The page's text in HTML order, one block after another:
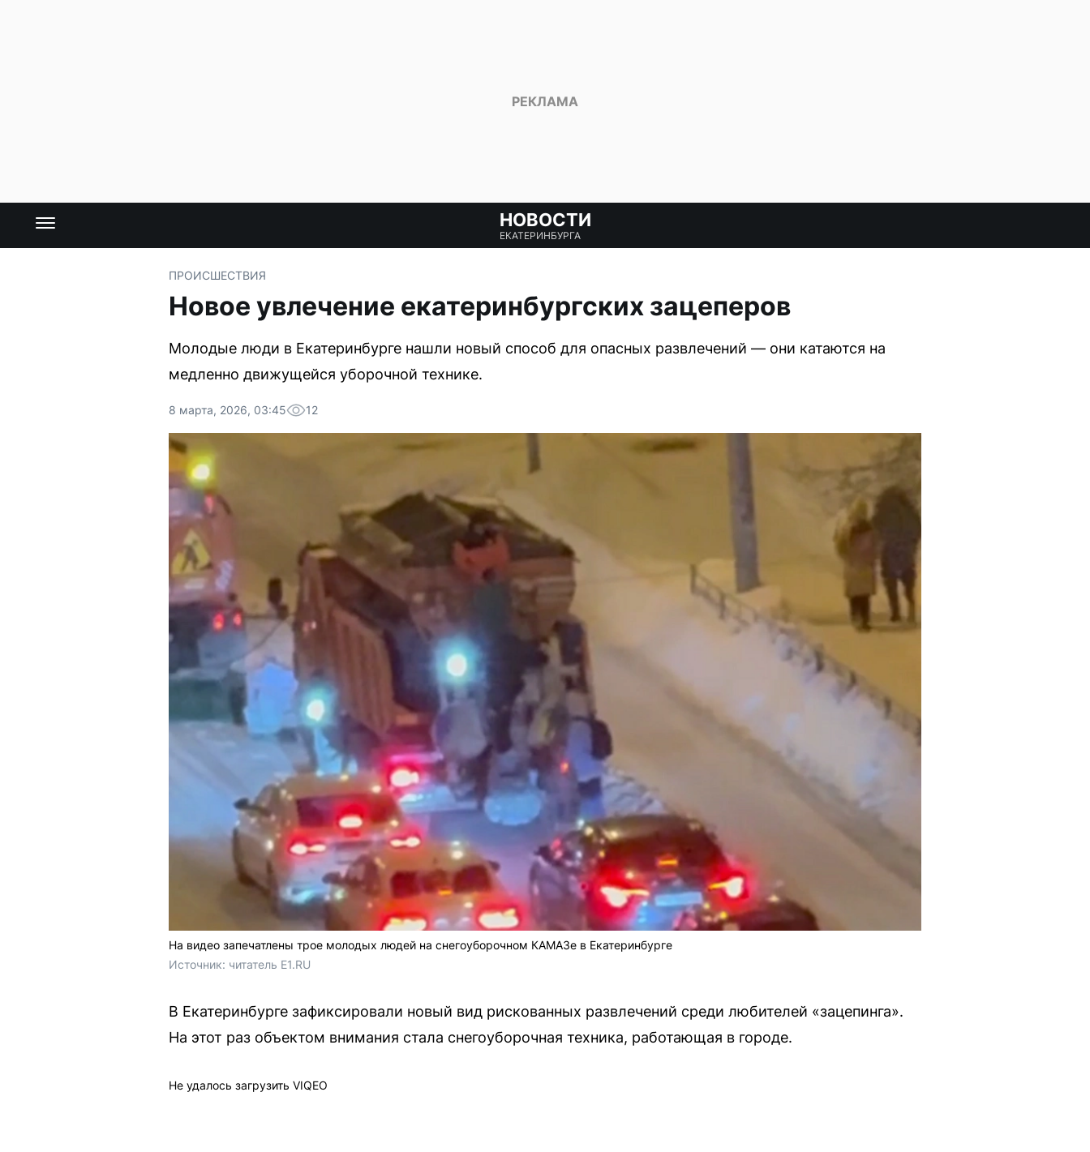
НОВОСТИ
ЕКАТЕРИНБУРГА
ПРОИСШЕСТВИЯ
Новое увлечение екатеринбургских зацеперов
Молодые люди в Екатеринбурге нашли новый способ для опасных развлечений — они катаются на
медленно движущейся уборочной технике.
8 марта, 2026, 03:45 12
На видео запечатлены трое молодых людей на снегоуборочном КАМАЗе в Екатеринбурге
Источник: читатель E1.RU
В Екатеринбурге зафиксировали новый вид рискованных развлечений среди любителей «зацепинга».
На этот раз объектом внимания стала снегоуборочная техника, работающая в городе.
Не удалось загрузить VIQEO